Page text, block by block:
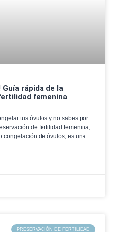
Guía rápida de la
femenina
tus óvulos y no sabes por
de fertilidad femenina,
congelación de óvulos, es una
PRESERVACIÓN DE FERTILIDAD